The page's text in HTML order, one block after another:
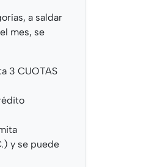
a saldar
mes, se
3 CUOTAS
y se puede